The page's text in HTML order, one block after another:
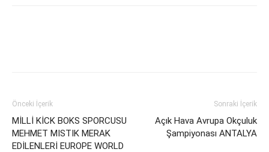
Önceki İçerik
MİLLİ KİCK BOKS SPORCUSU
MEHMET MISTIK MERAK
EDİLENLERİ EUROPE WORLD
Sonraki İçerik
Açık Hava Avrupa Okçuluk
Şampiyonası ANTALYA